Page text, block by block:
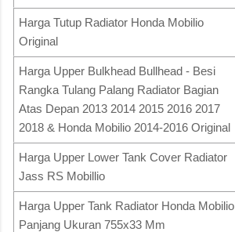
Harga Tutup Radiator Honda Mobilio
Original
Harga Upper Bulkhead Bullhead - Besi
Rangka Tulang Palang Radiator Bagian
Atas Depan 2013 2014 2015 2016 2017
2018 & Honda Mobilio 2014-2016 Original
Harga Upper Lower Tank Cover Radiator
Jass RS Mobillio
Harga Upper Tank Radiator Honda Mobilio
Panjang Ukuran 755x33 Mm